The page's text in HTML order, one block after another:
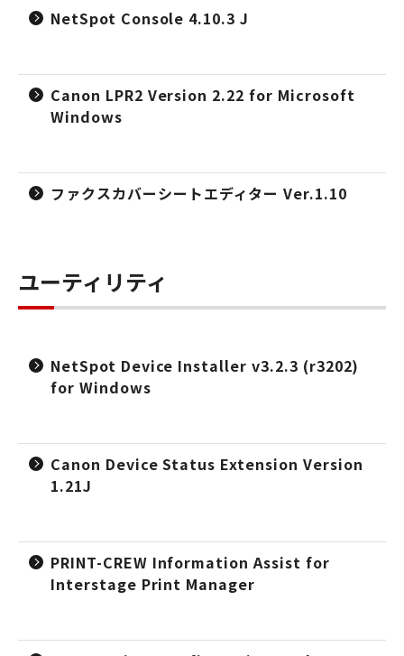
NetSpot Console 4.10.3 J
Canon LPR2 Version 2.22 for Microsoft
Windows
ファクスカバーシートエディター Ver.1.10
ユーティリティ
NetSpot Device Installer v3.2.3 (r3202)
for Windows
Canon Device Status Extension Version
1.21J
PRINT-CREW Information Assist for
Interstage Print Manager